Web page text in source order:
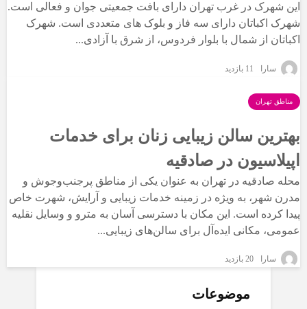
این شهرک در غرب تهران دارای بافت جمعیتی جوان و فعالی است.
شهرک اکباتان دارای سه فاز و بلوک های متعددی است. شهرک
اکباتان از شمال با بلوار فردوس، از شرق با آزادی...
سارا 11 بازدید
مناطق تهران
بهترین سالن زیبایی زنان برای خدمات
اپیلاسیون در صادقیه
محله صادقیه در تهران به عنوان یکی از مناطق پرجنب‌وجوش و
مدرن شهر، به ویژه در زمینه خدمات زیبایی و آرایش، شهرت خاص
پیدا کرده است. این مکان با دسترسی آسان به مترو و وسایل نقلیه
عمومی، مکانی ایده‌آل برای سالن‌های زیبایی...
سارا 20 بازدید
موضوعات